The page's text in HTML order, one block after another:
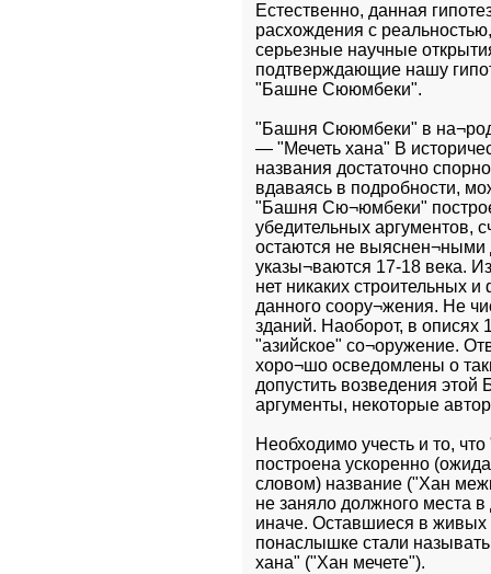
Естественно, данная
расхождения с
серьезные научные
подтверждающие нашу
"Башне Сююмбеки".
"Башня Сююмбеки" в
— "Мечеть хана" В
названия достаточно
вдаваясь в подробности,
"Башня Сю¬юмбеки"
убедительных аргументов,
остаются не выяснен¬ными
указы¬ваются 17-18 века.
нет никаких строительных
данного соору¬жения. Не
зданий. Наоборот, в описях
"азийское" со¬оружение.
хоро¬шо осведомлены о
допустить возведения
аргументы, некоторые
Необходимо учесть и то,
построена ускоренно
словом) название ("Хан
не заняло должного места
иначе. Оставшиеся в живых
понаслышке стали
хана" ("Хан мечете").